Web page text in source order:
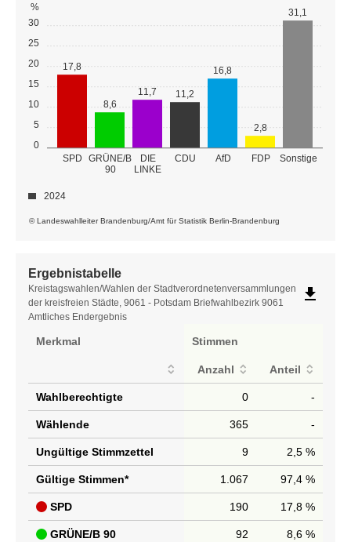
0
5
10
15
20
25
30
%
SPD GRÜNE/B
90
DIE
LINKE
CDU AfD FDP Sonstige
17,8
8,6
11,7 11,2
16,8
2,8
31,1
© Landeswahlleiter Brandenburg/Amt für Statistik Berlin-Brandenburg
2024
Ergebnistabelle
Ergebnistabelle
Kreistagswahlen/Wahlen der Stadtverordnetenversammlungen
der kreisfreien Städte, 9061 - Potsdam Briefwahlbezirk 9061
Amtliches Endergebnis
file_download
Merkmal Stimmen
Anzahl Anteil
Wahlberechtigte 0 -
Wählende 365 -
Ungültige Stimmzettel 9 2,5 %
Gültige Stimmen* 1.067 97,4 %
SPD 190 17,8 %
GRÜNE/B 90 92 8,6 %